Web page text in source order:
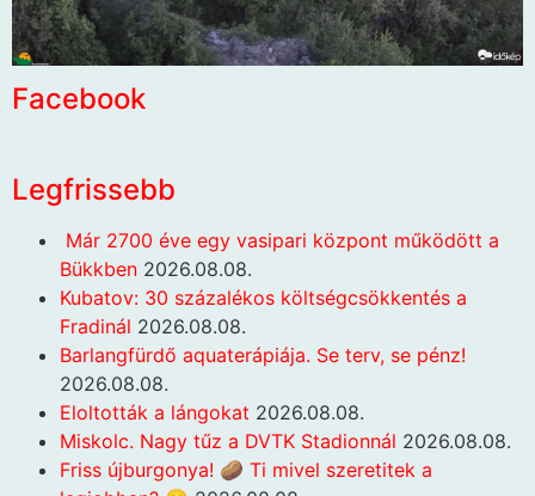
Facebook
Legfrissebb
Már 2700 éve egy vasipari központ működött a
Bükkben 2026.08.08.
Kubatov: 30 százalékos költségcsökkentés a
Fradinál 2026.08.08.
Barlangfürdő aquaterápiája. Se terv, se pénz!
2026.08.08.
Eloltották a lángokat 2026.08.08.
Miskolc. Nagy tűz a DVTK Stadionnál 2026.08.08.
Friss újburgonya! 🥔 Ti mivel szeretitek a